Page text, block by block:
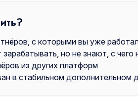
с которыми вы уже
но не знают, с чего
из других платформ
в стабильном дополнительном